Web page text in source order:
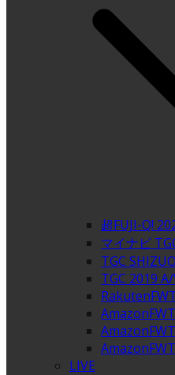
超FUJI-Q!
マイナビ
TGC
TGC 2019
LIVE